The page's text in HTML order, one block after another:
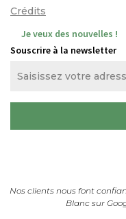
Crédits
Je veux des nouvelles !
Souscrire à la newsletter
Nos clients nous font
Blanc sur